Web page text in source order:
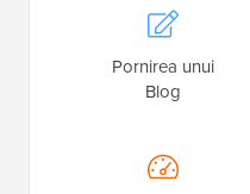
Pornirea unui
Blog